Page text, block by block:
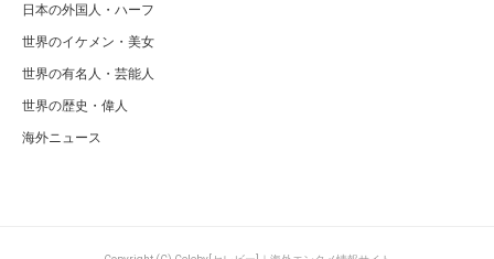
日本の外国人・ハーフ
世界のイケメン・美女
世界の有名人・芸能人
世界の歴史・偉人
海外ニュース